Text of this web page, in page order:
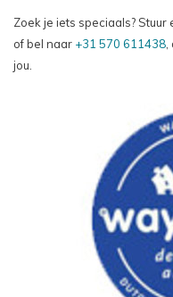
Zoek je iets speciaals? Stuur
of bel naar +31 570 611438,
jou.